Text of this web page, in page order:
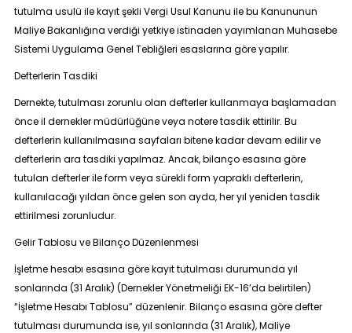
tutulma usulü ile kayıt şekli Vergi Usul Kanunu ile bu Kanununun
Maliye Bakanlığına verdiği yetkiye istinaden yayımlanan Muhasebe
Sistemi Uygulama Genel Tebliğleri esaslarına göre yapılır.
Defterlerin Tasdiki
Dernekte, tutulması zorunlu olan defterler kullanmaya başlamadan
önce il dernekler müdürlüğüne veya notere tasdik ettirilir. Bu
defterlerin kullanılmasına sayfaları bitene kadar devam edilir ve
defterlerin ara tasdiki yapılmaz. Ancak, bilanço esasına göre
tutulan defterler ile form veya sürekli form yapraklı defterlerin,
kullanılacağı yıldan önce gelen son ayda, her yıl yeniden tasdik
ettirilmesi zorunludur.
Gelir Tablosu ve Bilanço Düzenlenmesi
İşletme hesabı esasına göre kayıt tutulması durumunda yıl
sonlarında (31 Aralık) (Dernekler Yönetmeliği EK-16’da belirtilen)
“İşletme Hesabı Tablosu” düzenlenir. Bilanço esasına göre defter
tutulması durumunda ise, yıl sonlarında (31 Aralık), Maliye